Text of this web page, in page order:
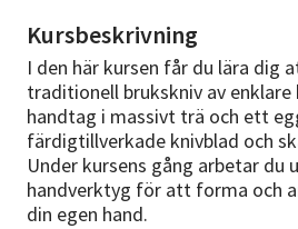
Kursbeskrivning
I den här kursen får du lära dig
traditionell brukskniv av enklare
handtag i massivt trä och ett
färdigtillverkade knivblad och
Under kursens gång arbetar du
handverktyg för att forma och
din egen hand.